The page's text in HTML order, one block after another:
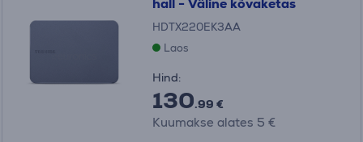
hall - Väline kõvaketas
HDTX220EK3AA
Laos
Hind:
130.99 €
Kuumakse alates 5 €